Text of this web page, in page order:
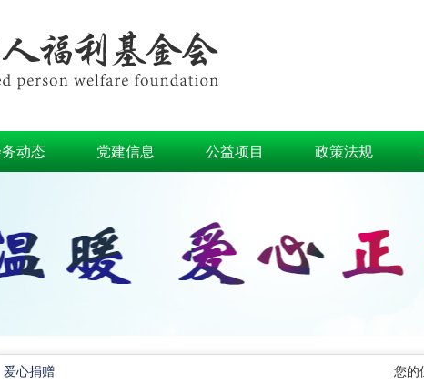
动态 党建信息 公益项目 政策法规
爱心捐赠